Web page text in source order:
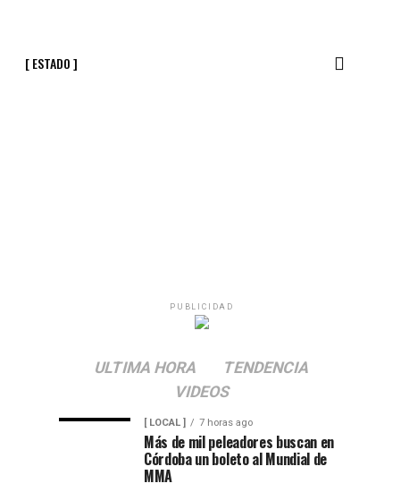
[ ESTADO ]
PUBLICIDAD
ULTIMA HORA
TENDENCIA
VIDEOS
[ LOCAL ] 7 horas ago
Más de mil peleadores buscan en
Córdoba un boleto al Mundial de
MMA